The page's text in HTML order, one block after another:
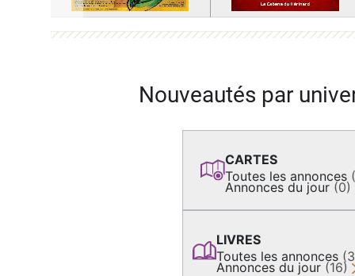
Nouveautés par
CARTES
Toutes les annonces
Annonces du jour (0)
LIVRES
Toutes les annonces
Annonces du jour (16)